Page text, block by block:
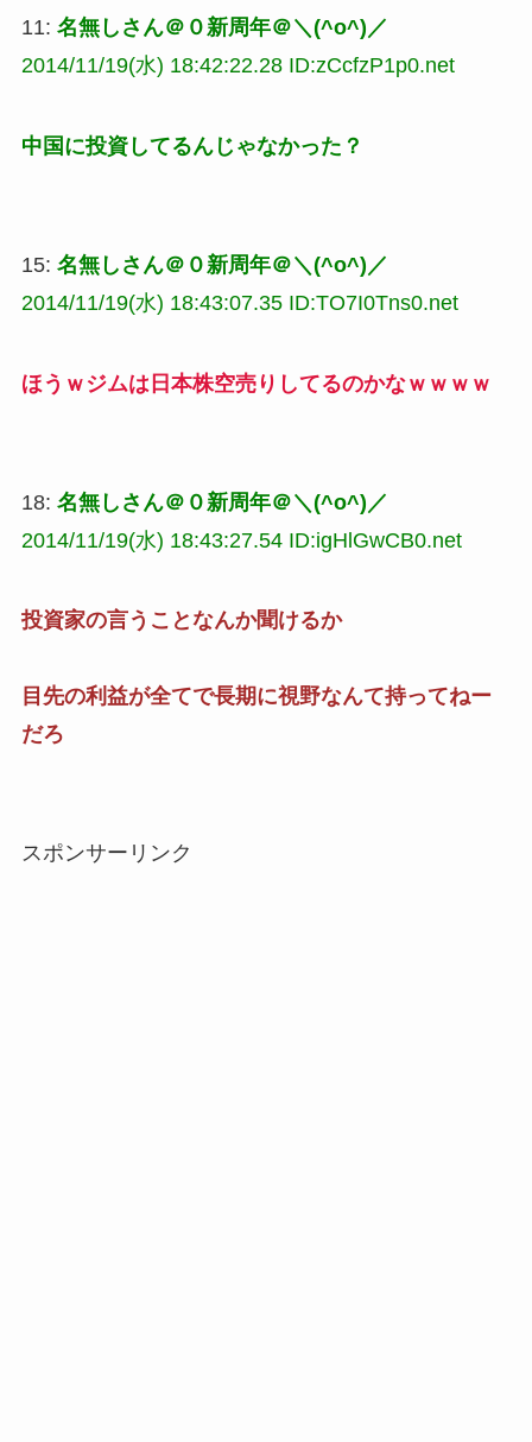
11: 名無しさん＠０新周年＠＼(^o^)／
2014/11/19(水) 18:42:22.28 ID:zCcfzP1p0.net
中国に投資してるんじゃなかった？
15: 名無しさん＠０新周年＠＼(^o^)／
2014/11/19(水) 18:43:07.35 ID:TO7I0Tns0.net
ほうｗジムは日本株空売りしてるのかなｗｗｗｗ
18: 名無しさん＠０新周年＠＼(^o^)／
2014/11/19(水) 18:43:27.54 ID:igHlGwCB0.net
投資家の言うことなんか聞けるか
目先の利益が全てで長期に視野なんて持ってねー
だろ
スポンサーリンク